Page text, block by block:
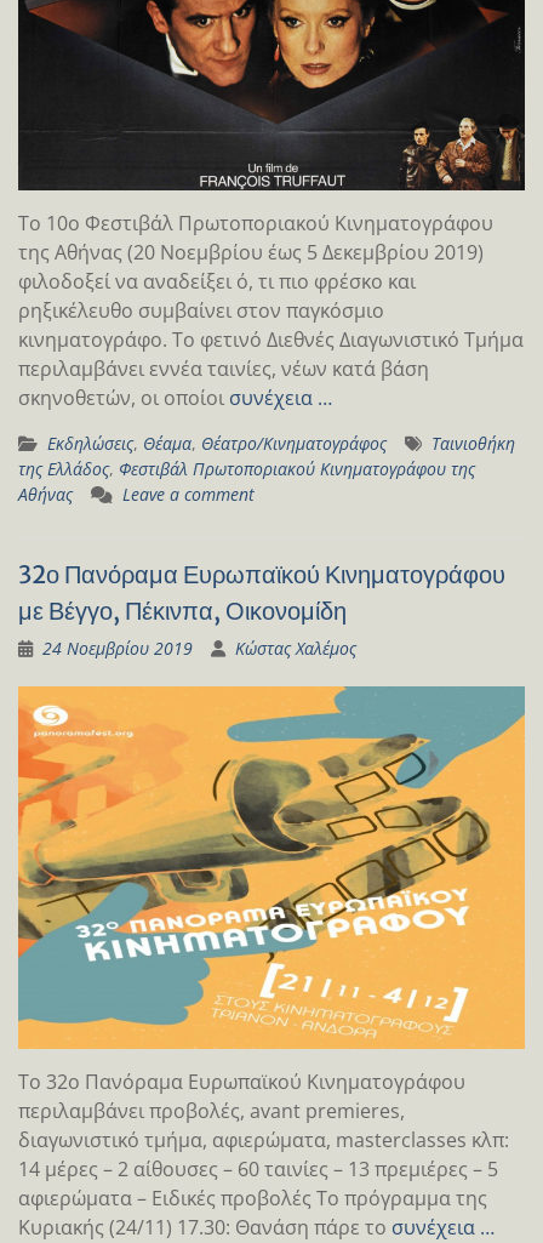
Το 10ο Φεστιβάλ Πρωτοποριακού Κινηματογράφου
της Αθήνας (20 Νοεμβρίου έως 5 Δεκεμβρίου 2019)
φιλοδοξεί να αναδείξει ό, τι πιο φρέσκο και
ρηξικέλευθο συμβαίνει στον παγκόσμιο
κινηματογράφο. Το φετινό Διεθνές Διαγωνιστικό Τμήμα
περιλαμβάνει εννέα ταινίες, νέων κατά βάση
σκηνοθετών, οι οποίοι συνέχεια …
Εκδηλώσεις, Θέαμα, Θέατρο/Κινηματογράφος
Ταινιοθήκη
της Ελλάδος, Φεστιβάλ Πρωτοποριακού Κινηματογράφου της
Αθήνας
Leave a comment
32ο Πανόραμα Ευρωπαϊκού Κινηματογράφου
με Βέγγο, Πέκινπα, Οικονομίδη
24 Νοεμβρίου 2019 Κώστας Χαλέμος
Το 32ο Πανόραμα Ευρωπαϊκού Κινηματογράφου
περιλαμβάνει προβολές, avant premieres,
διαγωνιστικό τμήμα, αφιερώματα, masterclasses κλπ:
14 μέρες – 2 αίθουσες – 60 ταινίες – 13 πρεμιέρες – 5
αφιερώματα – Ειδικές προβολές Το πρόγραμμα της
Κυριακής (24/11) 17.30: Θανάση πάρε το συνέχεια …